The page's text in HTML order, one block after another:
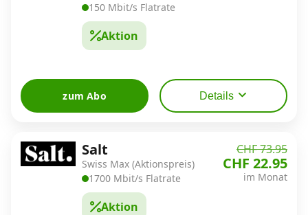
150 Mbit/s Flatrate
Aktion
zum Abo Details
Salt
Swiss Max (Aktionspreis)
1700 Mbit/s Flatrate
Aktion
CHF 73.95
CHF 22.95
im Monat